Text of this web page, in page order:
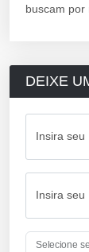
buscam por
DEIXE
Insira seu
Insira seu
Selecione